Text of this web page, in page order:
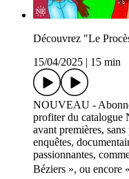
Découvrez "Le
15/04/2025
15 min
NOUVEAU -
profiter du catalogue
avant premières,
enquêtes,
passionnantes,
Béziers », ou encore